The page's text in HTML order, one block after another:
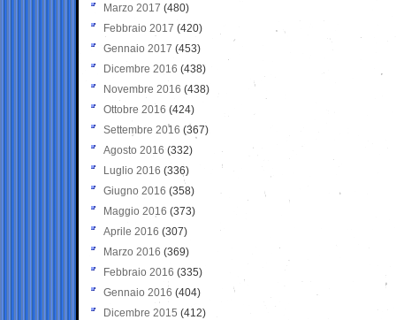
Marzo 2017 (480)
Febbraio 2017 (420)
Gennaio 2017 (453)
Dicembre 2016 (438)
Novembre 2016 (438)
Ottobre 2016 (424)
Settembre 2016 (367)
Agosto 2016 (332)
Luglio 2016 (336)
Giugno 2016 (358)
Maggio 2016 (373)
Aprile 2016 (307)
Marzo 2016 (369)
Febbraio 2016 (335)
Gennaio 2016 (404)
Dicembre 2015 (412)